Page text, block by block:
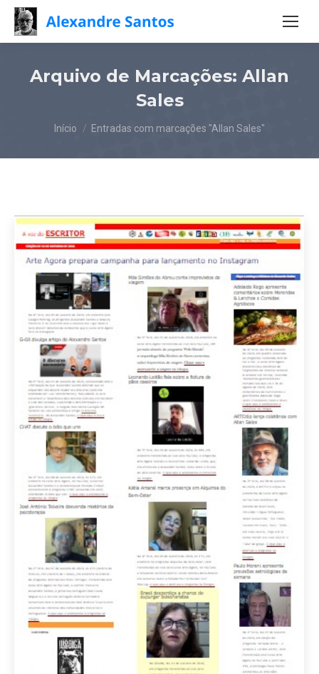
Arquivo de Marcações: Allan
Sales
Você está aqui:
Início Entradas com marcações "Allan Sales"